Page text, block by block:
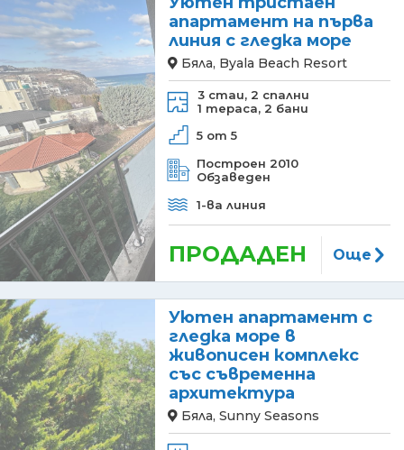
апартамент на първа
линия с гледка море
Бяла, Byala Beach Resort
3 стаи, 2 спални
1 тераса, 2 бани
5 от 5
Построен 2010
Обзаведен
1-ва линия
ПРОДАДЕН Още
Уютен апартамент с
гледка море в
живописен комплекс
със съвременна
архитектура
Бяла, Sunny Seasons